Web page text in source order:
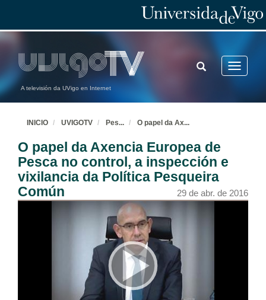
A televisión da UVigo en Internet
Toggle
TOGGLE
SEARCH
INICIO UVIGOTV Pes... O papel da Ax...
O papel da Axencia Europea de
Pesca no control, a inspección e
vixilancia da Política Pesqueira
Común
29 de abr. de 2016